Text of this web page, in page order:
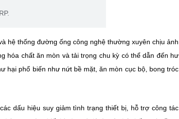
hệ thống đường ống công nghệ thường xuyên chịu ảnh
hóa chất ăn mòn và tải trọng chu kỳ có thể dẫn đến hư
hại phổ biến như nứt bề mặt, ăn mòn cục bộ, bong tróc
dấu hiệu suy giảm tình trạng thiết bị, hỗ trợ công tác